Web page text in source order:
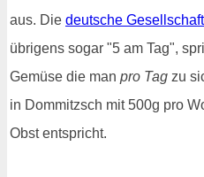
aus. Die deutsche
übrigens sogar "5 am Tag",
Gemüse die man pro Tag zu
in Dommitzsch mit 500g pro
Obst entspricht.